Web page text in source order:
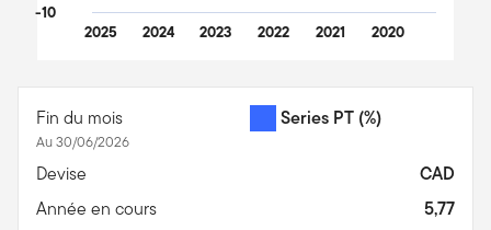
2025 2024 2023 2022 2021 2020
-10
Fin du mois
Au 30/06/2026
Series PT (%)
Devise
CAD
Année en cours
5,77